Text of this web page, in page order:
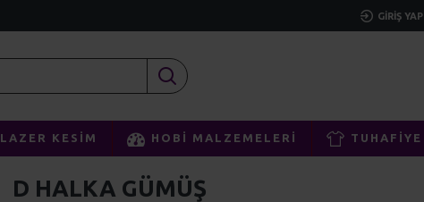
GIRIŞ YAP
LAZER KESIM HOBI MALZEMELERI TUHAFIYE
D HALKA GÜMÜŞ